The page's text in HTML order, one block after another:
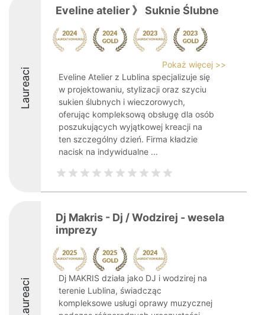
Laureaci
Eveline atelier 》 Suknie Ślubne
Pokaż więcej >>
Eveline Atelier z Lublina specjalizuje się
w projektowaniu, stylizacji oraz szyciu
sukien ślubnych i wieczorowych,
oferując kompleksową obsługę dla osób
poszukujących wyjątkowej kreacji na
ten szczególny dzień. Firma kładzie
nacisk na indywidualne ...
Laureaci
Dj Makris - Dj / Wodzirej - wesela
imprezy
Dj MAKRIS działa jako DJ i wodzirej na
terenie Lublina, świadcząc
kompleksowe usługi oprawy muzycznej